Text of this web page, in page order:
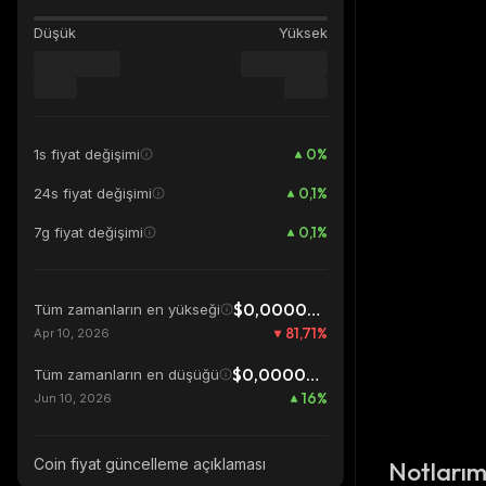
Düşük Yüksek
1s fiyat değişimi 0%
24s fiyat değişimi 0,1%
7g fiyat değişimi 0,1%
Tüm zamanların en yükseği $0,00002499
Apr 10, 2026 81,71%
Tüm zamanların en düşüğü $0,00000394
Jun 10, 2026 16%
Coin fiyat güncelleme açıklaması Notlarım